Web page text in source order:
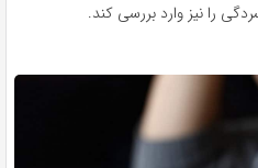
را نیز وارد بررسی کند.